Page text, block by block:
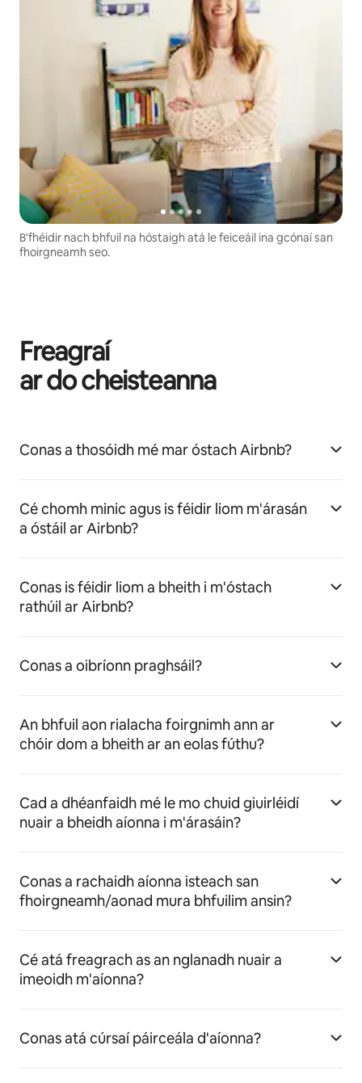
B'fhéidir nach bhfuil na hóstaigh atá le feiceáil ina gcónaí san
fhoirgneamh seo.
Freagraí
ar do cheisteanna
Conas a thosóidh mé mar óstach Airbnb?
Cé chomh minic agus is féidir liom m'árasán
a óstáil ar Airbnb?
Conas is féidir liom a bheith i m'óstach
rathúil ar Airbnb?
Conas a oibríonn praghsáil?
An bhfuil aon rialacha foirgnimh ann ar
chóir dom a bheith ar an eolas fúthu?
Cad a dhéanfaidh mé le mo chuid giuirléidí
nuair a bheidh aíonna i m'árasáin?
Conas a rachaidh aíonna isteach san
fhoirgneamh/aonad mura bhfuilim ansin?
Cé atá freagrach as an nglanadh nuair a
imeoidh m'aíonna?
Conas atá cúrsaí páirceála d'aíonna?